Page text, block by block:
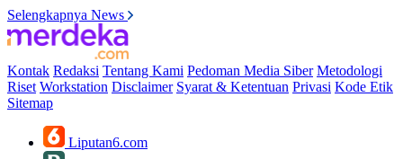
Selengkapnya News
Kontak Redaksi Tentang Kami Pedoman Media Siber Metodologi
Riset Workstation Disclaimer Syarat & Ketentuan Privasi Kode Etik
Sitemap
Liputan6.com